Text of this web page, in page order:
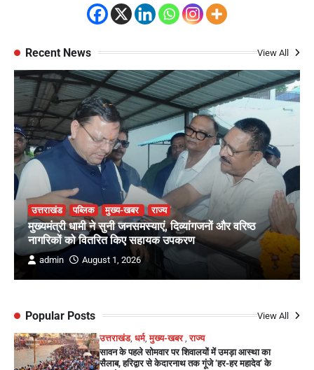
Recent News View All
उत्तराखंड पब्लिक मुख्य-खबर राज्य
मुख्यमंत्री धामी ने सुनी जनसमस्याएं, दिव्यांगजनों और वरिष्ठ
नागरिकों को वितरित किए सहायक उपकरण
admin August 1, 2026
Popular Posts View All
उत्तराखंड,धर्म,मुख्य-खबर ,राज्य
सावन के पहले सोमवार पर शिवालयों में उमड़ा आस्था का
सैलाब, हरिद्वार से केदारनाथ तक गूंजे ‘हर-हर महादेव’ के